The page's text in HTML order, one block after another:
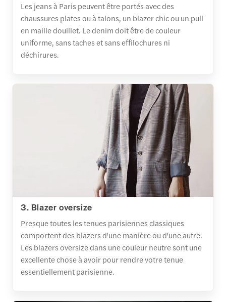
Les jeans à Paris peuvent être portés avec des
chaussures plates ou à talons, un blazer chic ou un pull
en maille douillet. Le denim doit être de couleur
uniforme, sans taches et sans effilochures ni
déchirures.
3. Blazer oversize
Presque toutes les tenues parisiennes classiques
comportent des blazers d'une manière ou d'une autre.
Les blazers oversize dans une couleur neutre sont une
excellente chose à avoir pour rendre votre tenue
essentiellement parisienne.